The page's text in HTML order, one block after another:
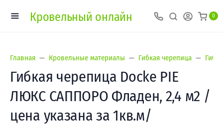
Кровельный онлайн 0
Главная Кровельные материалы Гибкая черепица
Гибкая черепица Docke PIE
ЛЮКС САППОРО Фладен, 2,4 м2 /
цена указана за 1кв.м/